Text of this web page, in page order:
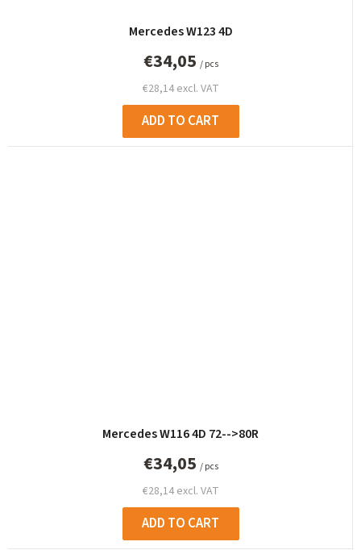
Mercedes W123 4D
€28,14 excl. VAT
€34,05 / pcs
ADD TO CART
Mercedes W116 4D 72-->80R
€28,14 excl. VAT
€34,05 / pcs
ADD TO CART